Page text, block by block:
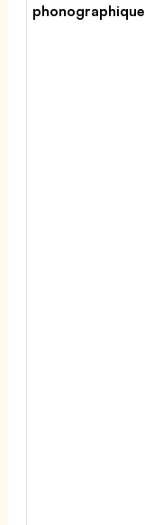
phonographique